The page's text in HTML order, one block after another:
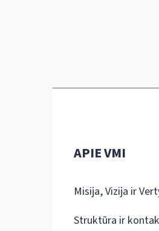
APIE VMI
Misija, Vizija ir
Struktūra ir